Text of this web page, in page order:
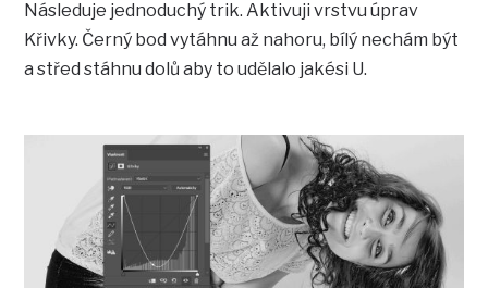
Následuje jednoduchý trik. Aktivuji vrstvu úprav
Křivky. Černý bod vytáhnu až nahoru, bílý nechám být
a střed stáhnu dolů aby to udělalo jakési U.